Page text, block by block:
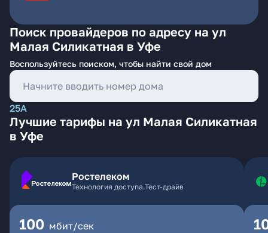
Поиск провайдеров по адресу на ул
Малая Силикатная в Уфе
Воспользуйтесь поиском, чтобы найти свой дом
25А
Лучшие тарифы на ул Малая Силикатная
в Уфе
Ростелеком
Технология доступа.Тест-драйв
100 мбит/сек